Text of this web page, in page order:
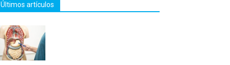
Últimos artículos